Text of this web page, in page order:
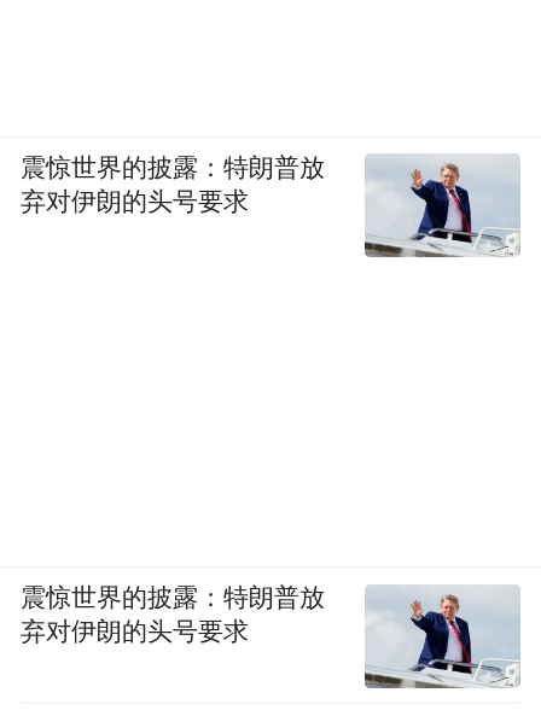
震惊世界的披露：特朗普放
弃对伊朗的头号要求
震惊世界的披露：特朗普放
弃对伊朗的头号要求